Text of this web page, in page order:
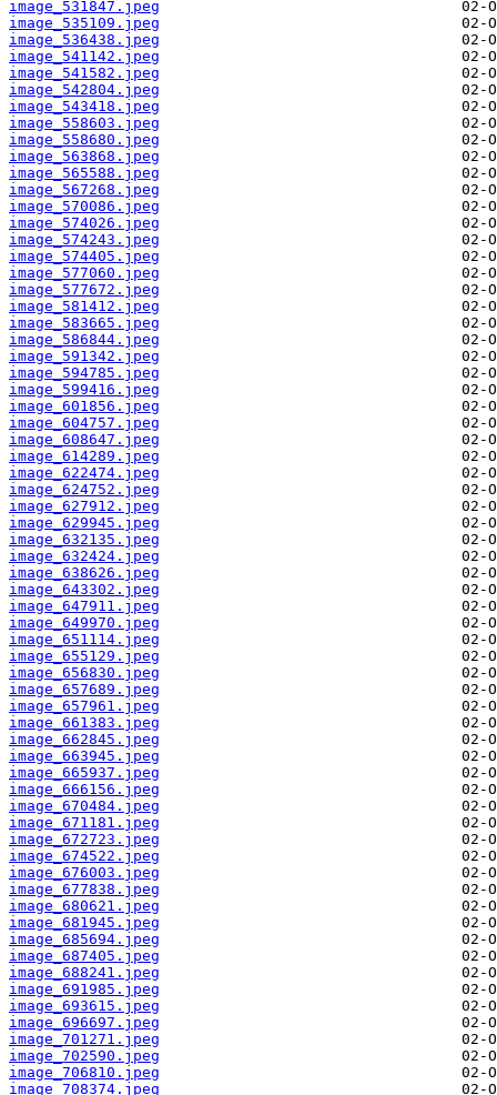
image_531847.jpeg
image_535109.jpeg
image_536438.jpeg
image_541142.jpeg
image_541582.jpeg
image_542804.jpeg
image_543418.jpeg
image_558603.jpeg
image_558680.jpeg
image_563868.jpeg
image_565588.jpeg
image_567268.jpeg
image_570086.jpeg
image_574026.jpeg
image_574243.jpeg
image_574405.jpeg
image_577060.jpeg
image_577672.jpeg
image_581412.jpeg
image_583665.jpeg
image_586844.jpeg
image_591342.jpeg
image_594785.jpeg
image_599416.jpeg
image_601856.jpeg
image_604757.jpeg
image_608647.jpeg
image_614289.jpeg
image_622474.jpeg
image_624752.jpeg
image_627912.jpeg
image_629945.jpeg
image_632135.jpeg
image_632424.jpeg
image_638626.jpeg
image_643302.jpeg
image_647911.jpeg
image_649970.jpeg
image_651114.jpeg
image_655129.jpeg
image_656830.jpeg
image_657689.jpeg
image_657961.jpeg
image_661383.jpeg
image_662845.jpeg
image_663945.jpeg
image_665937.jpeg
image_666156.jpeg
image_670484.jpeg
image_671181.jpeg
image_672723.jpeg
image_674522.jpeg
image_676003.jpeg
image_677838.jpeg
image_680621.jpeg
image_681945.jpeg
image_685694.jpeg
image_687405.jpeg
image_688241.jpeg
image_691985.jpeg
image_693615.jpeg
image_696697.jpeg
image_701271.jpeg
image_702590.jpeg
image_706810.jpeg
image_708374.jpeg